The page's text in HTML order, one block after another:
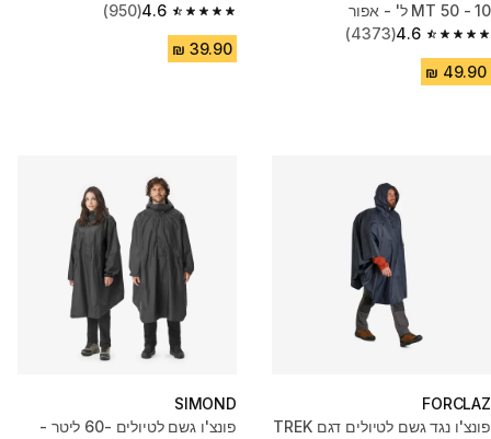
MT 50 - 10 ל' - אפור
4.6
4.6 out of 5 stars from 4373 reviews
(4373)
4.6
4.6 out of 5 stars from 950 reviews
(950)
FORCLAZ
פונצ'ו נגד גשם לטיולים דגם TREK
SIMOND
פונצ'ו גשם לטיולים -60 ליטר -